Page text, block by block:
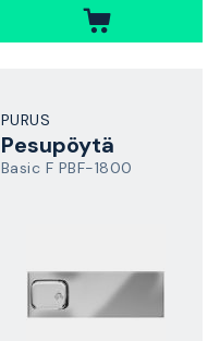
PURUS
Pesupöytä
Basic F PBF-1800